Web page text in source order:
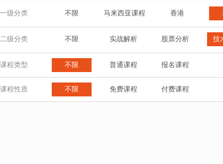
一级分类 不限 马来西亚课程 香港
二级分类 不限 实战解析 股票分析 技
课程类型 不限 普通课程 报名课程
课程性质 不限 免费课程 付费课程